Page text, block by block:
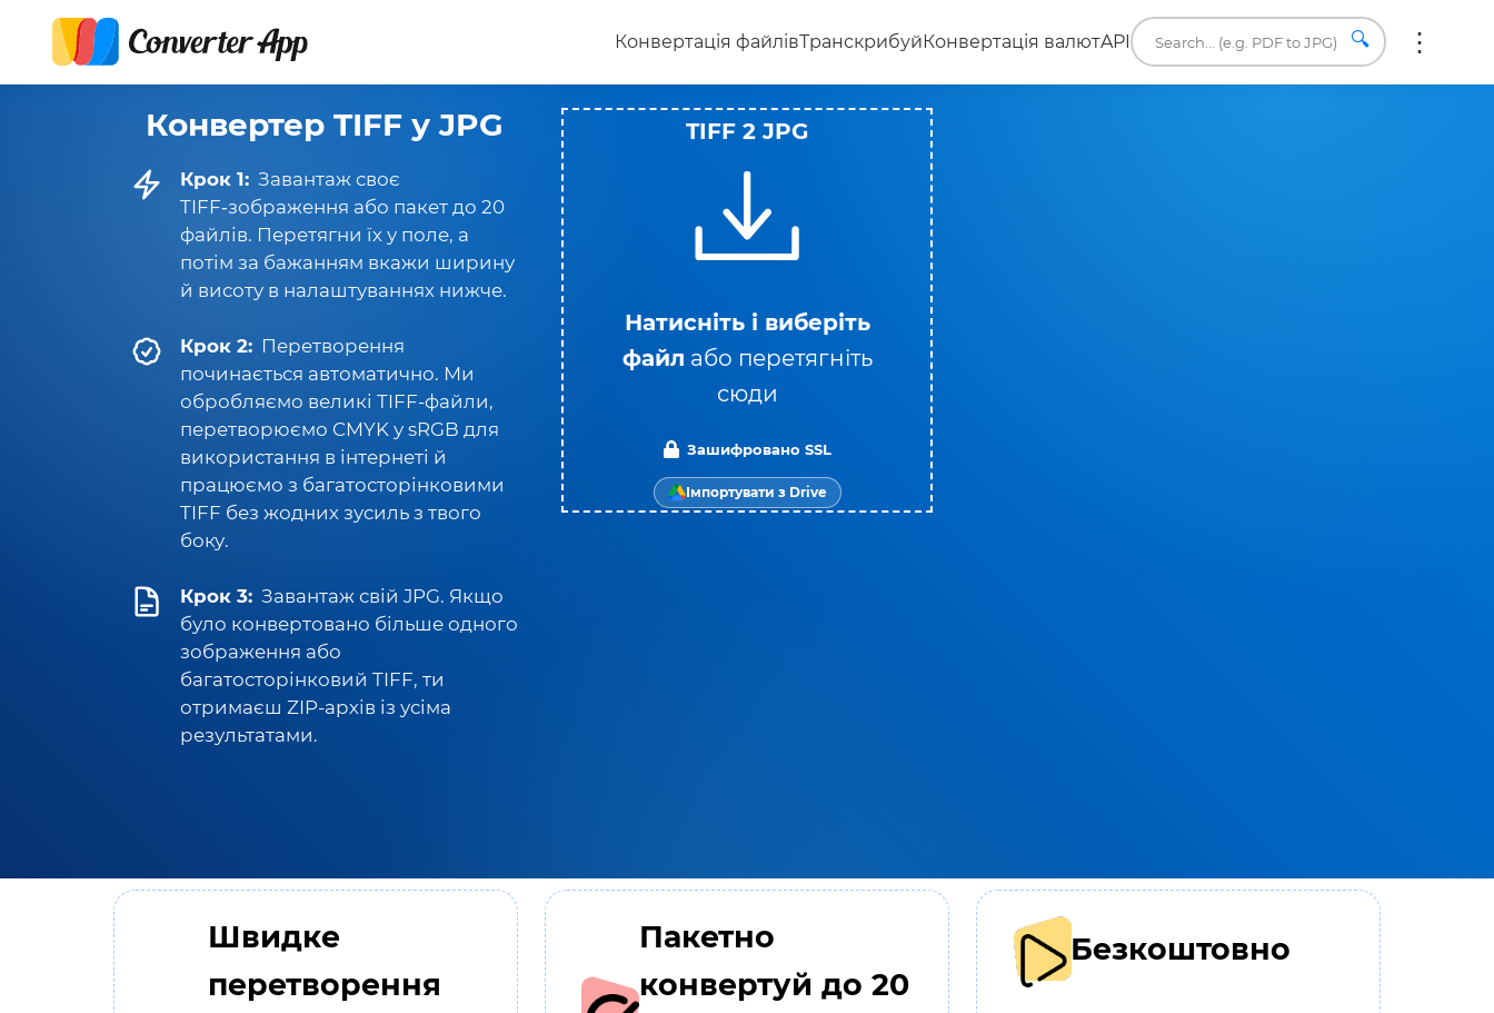
Конвертація файлівТранскрибуйКонвертація валютAPI 🔍
Конвертер TIFF у JPG
Крок 1: Завантаж своє
TIFF‑зображення або пакет до 20
файлів. Перетягни їх у поле, а
потім за бажанням вкажи ширину
й висоту в налаштуваннях нижче.
Крок 2: Перетворення
починається автоматично. Ми
обробляємо великі TIFF-файли,
перетворюємо CMYK у sRGB для
використання в інтернеті й
працюємо з багатосторінковими
TIFF без жодних зусиль з твого
боку.
Крок 3: Завантаж свій JPG. Якщо
було конвертовано більше одного
зображення або
багатосторінковий TIFF, ти
отримаєш ZIP-архів із усіма
результатами.
TIFF 2 JPG
Натисніть і виберіть
файл або перетягніть
сюди
Зашифровано SSL
Імпортувати з Drive
Швидке
перетворення
Пакетно
конвертуй до 20
Безкоштовно